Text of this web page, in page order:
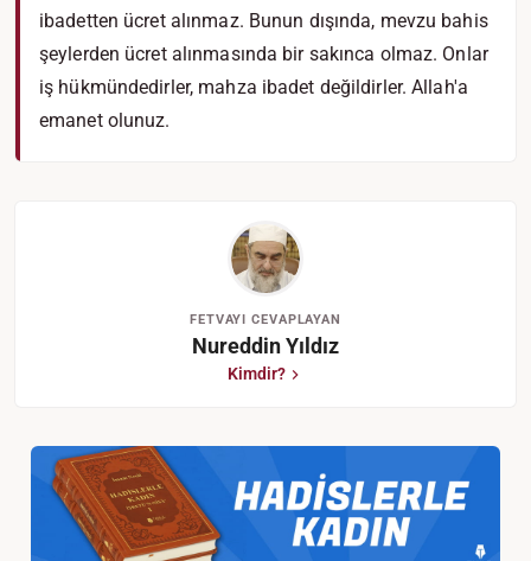
ibadetten ücret alınmaz. Bunun dışında, mevzu bahis
şeylerden ücret alınmasında bir sakınca olmaz. Onlar
iş hükmündedirler, mahza ibadet değildirler. Allah'a
emanet olunuz.
FETVAYI CEVAPLAYAN
Nureddin Yıldız
Kimdir?